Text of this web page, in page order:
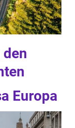
den
Europa